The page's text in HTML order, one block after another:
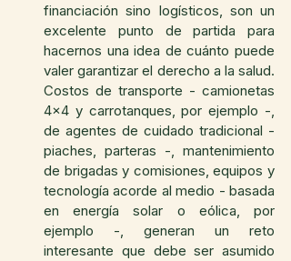
financiación sino logísticos, son un
excelente punto de partida para
hacernos una idea de cuánto puede
valer garantizar el derecho a la salud.
Costos de transporte - camionetas
4x4 y carrotanques, por ejemplo -,
de agentes de cuidado tradicional -
piaches, parteras -, mantenimiento
de brigadas y comisiones, equipos y
tecnología acorde al medio - basada
en energía solar o eólica, por
ejemplo -, generan un reto
interesante que debe ser asumido